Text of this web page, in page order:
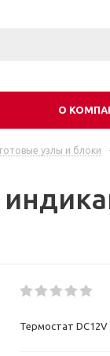
О
узлы и блоки
Термостат